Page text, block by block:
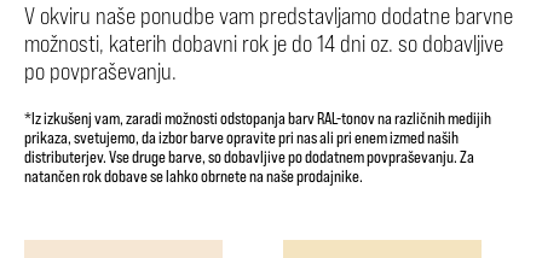
V okviru naše ponudbe vam predstavljamo dodatne barvne
možnosti, katerih dobavni rok je do 14 dni oz. so dobavljive
po povpraševanju.
*Iz izkušenj vam, zaradi možnosti odstopanja barv RAL-tonov na različnih medijih
prikaza, svetujemo, da izbor barve opravite pri nas ali pri enem izmed naših
distributerjev. Vse druge barve, so dobavljive po dodatnem povpraševanju. Za
natančen rok dobave se lahko obrnete na naše prodajnike.